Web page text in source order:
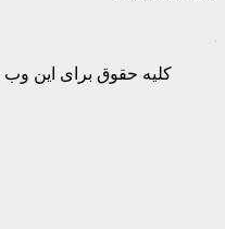
کلیه حقوق برای این